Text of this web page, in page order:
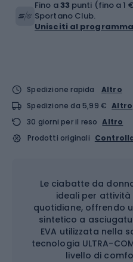
Fino a33 punti (fino a 1
Sportano Club.
Unisciti al
Spedizione rapida
Altro
Spedizione da 5,99 € Altro
30 giorni per il reso Altro
Prodotti originali
Le ciabatte da
ideali per
quotidiane, offrendo
sintetico a
EVA utilizzata nella
tecnologia ULTRA-
livello di